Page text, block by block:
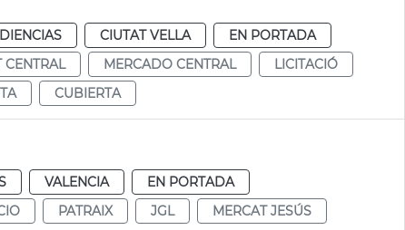
CIUTAT VELLA
EN PORTADA
CENTRAL MERCADO CENTRAL
LICITACIÓ
CUBIERTA
VALENCIA
EN PORTADA
PATRAIX JGL
MERCAT JESÚS